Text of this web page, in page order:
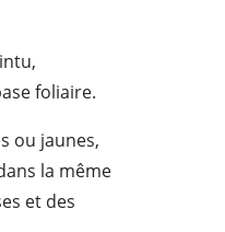
foliaire.
ou jaunes,
la même
et des